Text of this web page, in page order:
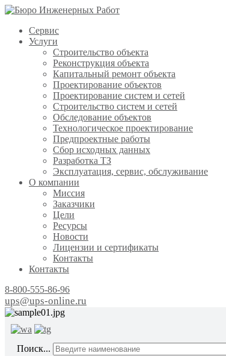
Сервис
Услуги
Строительство объекта
Реконструкция объекта
Капитальный ремонт объекта
Проектирование объектов
Проектирование систем и сетей
Строительство систем и сетей
Обследование объектов
Технологическое проектирование
Предпроектные работы
Сбор исходных данных
Разработка ТЗ
Эксплуатация, сервис, обслуживание
О компании
Миссия
Заказчики
Цели
Ресурсы
Новости
Лицензии и сертификаты
Контакты
Контакты
8-800-555-86-96
ups@ups-online.ru
Поиск...